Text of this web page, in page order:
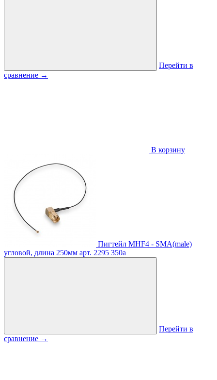
Перейти в
сравнение →
В корзину
Пигтейл MHF4 - SMA(male)
угловой, длина 250мм арт. 2295 350a
Перейти в
сравнение →